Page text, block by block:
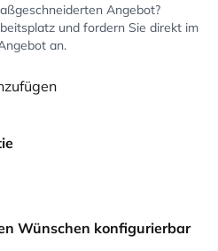
Angebot?
und fordern Sie direkt im
an.
Wünschen konfigurierbar